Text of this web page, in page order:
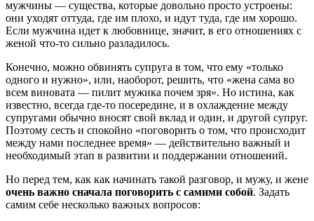
мужчины — существа, которые довольно просто устроены:
они уходят оттуда, где им плохо, и идут туда, где им хорошо.
Если мужчина идет к любовнице, значит, в его отношениях с
женой что-то сильно разладилось.
Конечно, можно обвинять супруга в том, что ему «только
одного и нужно», или, наоборот, решить, что «жена сама во
всем виновата — пилит мужика почем зря». Но истина, как
известно, всегда где-то посередине, и в охлаждение между
супругами обычно вносят свой вклад и один, и другой супруг.
Поэтому сесть и спокойно «поговорить о том, что происходит
между нами последнее время» — действительно важный и
необходимый этап в развитии и поддержании отношений.
Но перед тем, как как начинать такой разговор, и мужу, и жене
очень важно сначала поговорить с самими собой. Задать
самим себе несколько важных вопросов: